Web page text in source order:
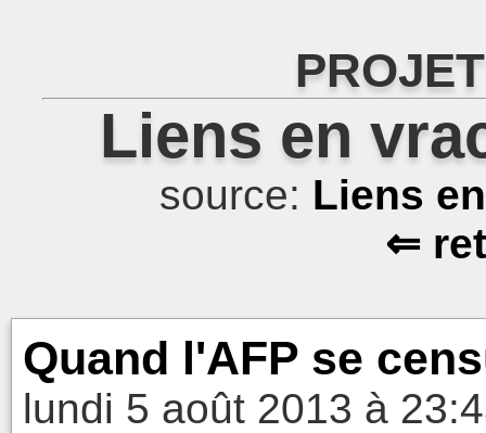
Liens en
source: Liens
⇐
Quand l'AFP se
lundi 5 août 2013 à